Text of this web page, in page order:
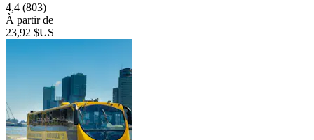
4,4 (803)
À partir de
23,92 $US